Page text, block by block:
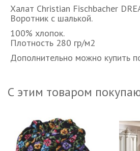
Халат Christian Fischbacher
Воротник с шалькой.
100% хлопок.
Плотность 280 гр/м2
Дополнительно можно купить
С этим товаром